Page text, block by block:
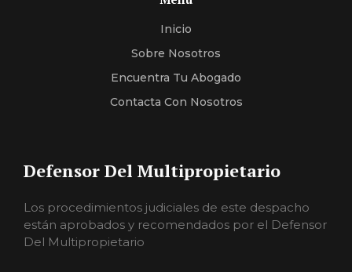
Inicio
Sobre Nosotros
Encuentra Tu Abogado
Contacta Con Nosotros
Defensor Del Multipropietario
Los procedimientos judiciales de este despacho
están aprobados y recomendados por el Defensor
Del Multipropietario